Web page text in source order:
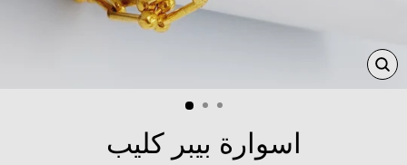
اسوارة بيبر كليب